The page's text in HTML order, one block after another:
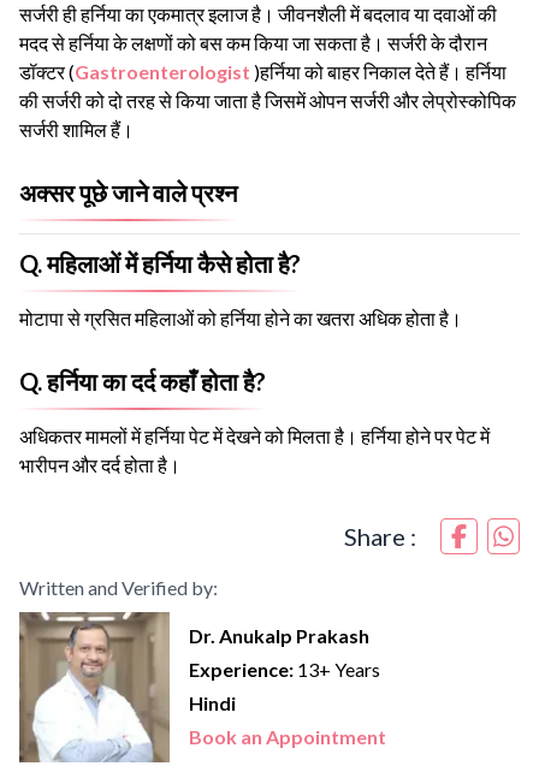
सर्जरी ही हर्निया का एकमात्र इलाज है। जीवनशैली में बदलाव या दवाओं की
मदद से हर्निया के लक्षणों को बस कम किया जा सकता है। सर्जरी के दौरान
डॉक्टर (Gastroenterologist )हर्निया को बाहर निकाल देते हैं। हर्निया
की सर्जरी को दो तरह से किया जाता है जिसमें ओपन सर्जरी और लेप्रोस्कोपिक
सर्जरी शामिल हैं।
अक्सर पूछे जाने वाले प्रश्न
Q. महिलाओं में हर्निया कैसे होता है?
मोटापा से ग्रसित महिलाओं को हर्निया होने का खतरा अधिक होता है।
Q. हर्निया का दर्द कहाँ होता है?
अधिकतर मामलों में हर्निया पेट में देखने को मिलता है। हर्निया होने पर पेट में
भारीपन और दर्द होता है।
Share :
Written and Verified by:
Dr. Anukalp Prakash
Experience: 13+ Years
Hindi
Book an Appointment